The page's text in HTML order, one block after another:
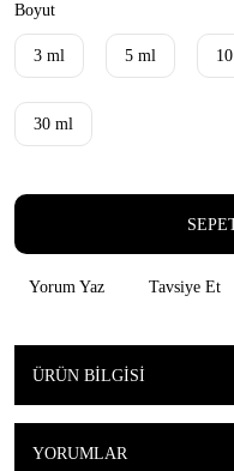
Boyut
3 ml 5 ml
30 ml
Yorum Yaz Tavsiye Et
ÜRÜN BILGISI
YORUMLAR